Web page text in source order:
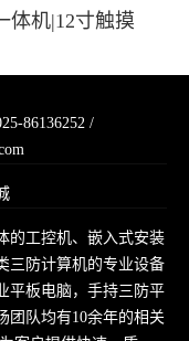
体机|12寸触摸
86136252 /
的工控机、嵌入式安装
三防计算机的专业设备
平板电脑，手持三防平
团队均有10余年的相关